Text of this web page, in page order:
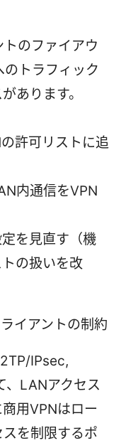
のファイアウ
トラフィック
あります。
許可リストに追
内通信をVPN
を見直す（機
の扱いを改
イアントの制約
IPsec,
、LANアクセス
用VPNはロー
を制限するポ